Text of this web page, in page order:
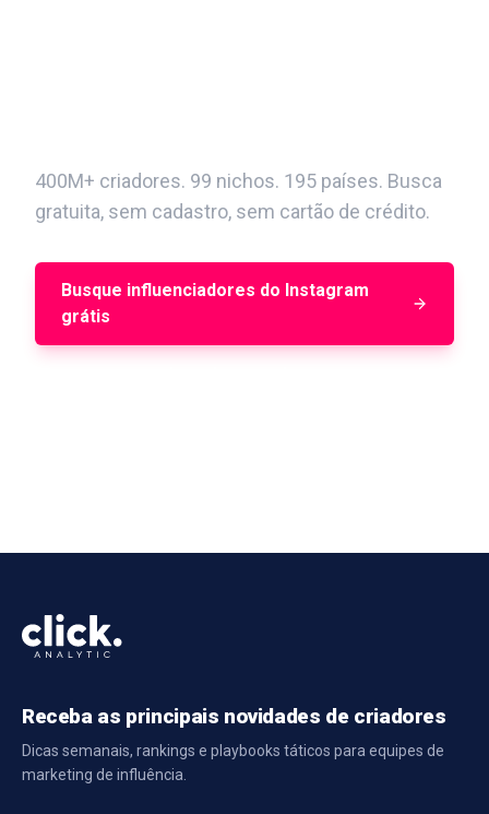
400M+ criadores. 99 nichos. 195 países. Busca
gratuita, sem cadastro, sem cartão de crédito.
Busque influenciadores do Instagram
grátis
Receba as principais novidades de criadores
Dicas semanais, rankings e playbooks táticos para equipes de
marketing de influência.